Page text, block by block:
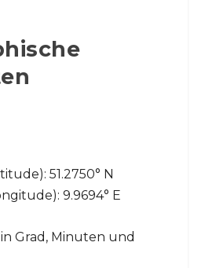
51.2750° N
9.9694° E
Grad, Minuten und